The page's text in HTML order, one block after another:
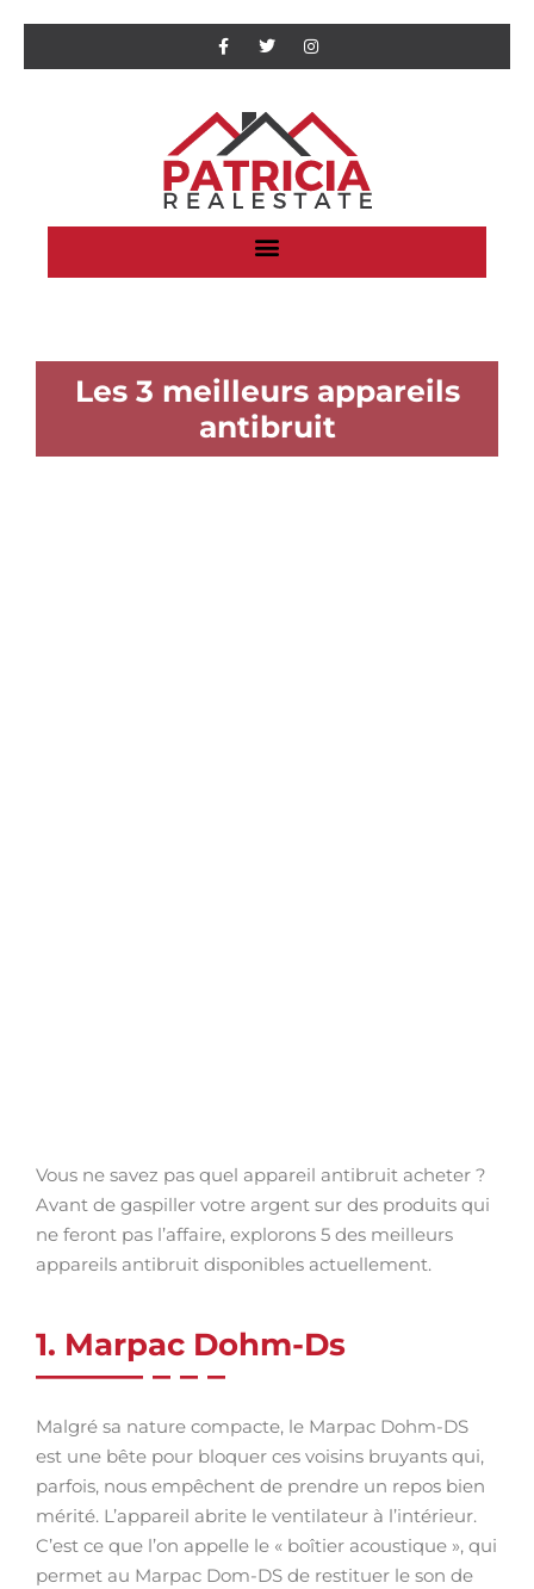
Les 3 meilleurs appareils
antibruit
Vous ne savez pas quel appareil antibruit acheter ?
Avant de gaspiller votre argent sur des produits qui
ne feront pas l’affaire, explorons 5 des meilleurs
appareils antibruit disponibles actuellement.
1. Marpac Dohm-Ds
Malgré sa nature compacte, le Marpac Dohm-DS
est une bête pour bloquer ces voisins bruyants qui,
parfois, nous empêchent de prendre un repos bien
mérité. L’appareil abrite le ventilateur à l’intérieur.
C’est ce que l’on appelle le « boîtier acoustique », qui
permet au Marpac Dom-DS de restituer le son de